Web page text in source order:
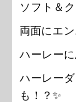
ソフト＆
両面にエ
ハーレー
ハーレー
も！？✨